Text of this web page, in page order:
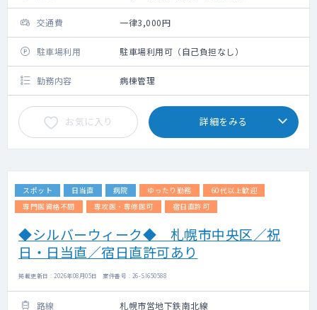
交通費 一律3,000円
駐車場利用 駐車場利用可（自己負担なし）
勤務内容 病棟管理
お気に入り 詳細をみる
スポット 日当直 病院 ゆったり勤務
60代以上歓迎
専門医資格不問
専攻医・専修医可 宿日直許可
◆シルバーウィーク◆ 札幌市中央区／祝
日・日当直／宿日直許可あり
掲載更新日 : 2026年08月05日 案件番号 : 26-SI650588
路線 札幌市営地下鉄南北線